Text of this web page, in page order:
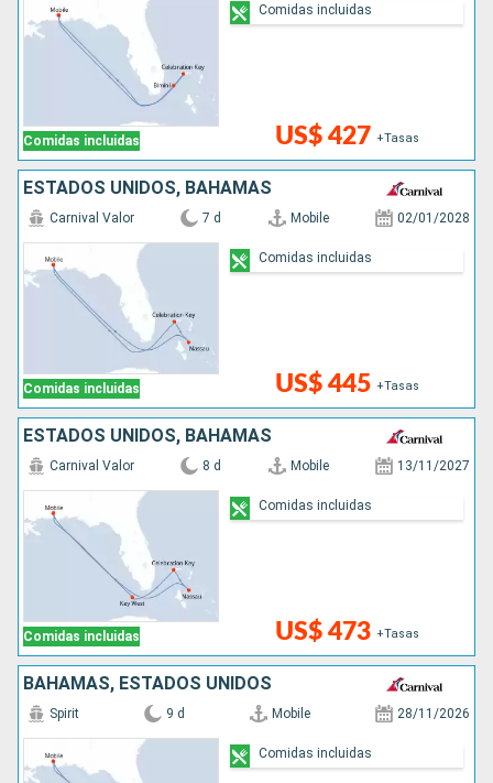
Comidas incluidas US$ 427 +Tasas
Comidas incluidas
ESTADOS UNIDOS, BAHAMAS
Comidas incluidas
Carnival Valor 7 d Mobile 02/01/2028
US$ 445 +Tasas
Comidas incluidas
ESTADOS UNIDOS, BAHAMAS
Comidas incluidas
Carnival Valor 8 d Mobile 13/11/2027
US$ 473 +Tasas
Comidas incluidas
BAHAMAS, ESTADOS UNIDOS
Spirit 9 d Mobile 28/11/2026
Comidas incluidas